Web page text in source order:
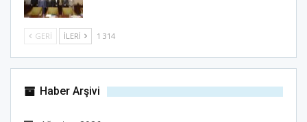
GERI İLERI 1 314
Haber Arşivi